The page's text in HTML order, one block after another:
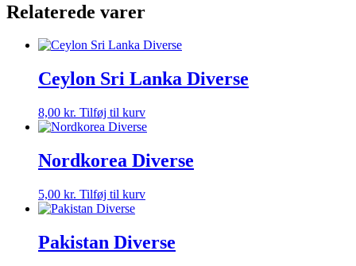
Relaterede varer
Ceylon Sri Lanka Diverse
8,00 kr. Tilføj til kurv
Nordkorea Diverse
5,00 kr. Tilføj til kurv
Pakistan Diverse